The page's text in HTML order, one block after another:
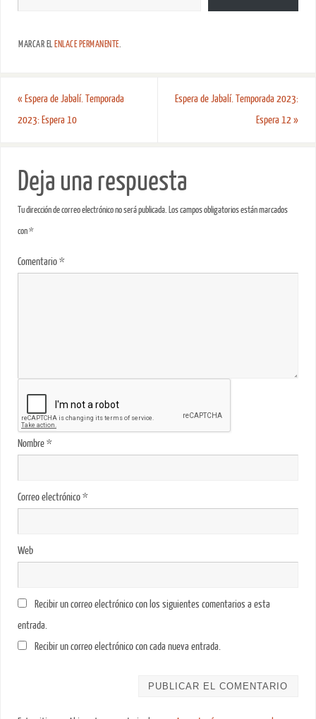
MARCAR EL ENLACE PERMANENTE.
« Espera de Jabalí. Temporada
2023: Espera 10
Espera de Jabalí. Temporada 2023:
Espera 12»
Deja una respuesta
Tu dirección de correo electrónico no será publicada. Los campos obligatorios están marcados
con*
Comentario*
Nombre*
Correo electrónico*
Web
Recibir un correo electrónico con los siguientes comentarios a esta
entrada.
Recibir un correo electrónico con cada nueva entrada.